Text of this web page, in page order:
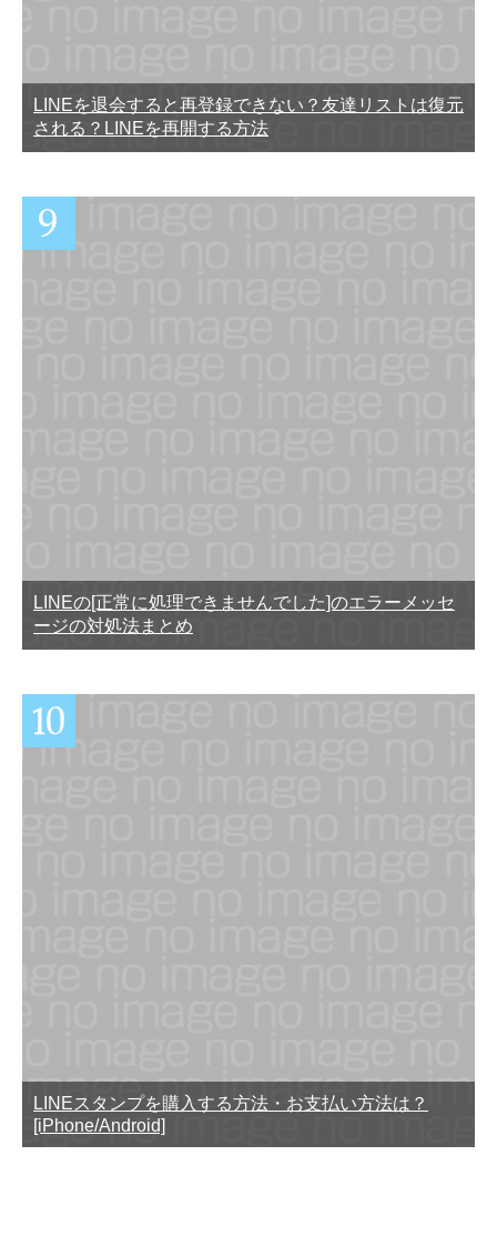
LINEを退会すると再登録できない？友達リストは復元
される？LINEを再開する方法
LINEの[正常に処理できませんでした]のエラーメッセ
ージの対処法まとめ
LINEスタンプを購入する方法・お支払い方法は？
[iPhone/Android]